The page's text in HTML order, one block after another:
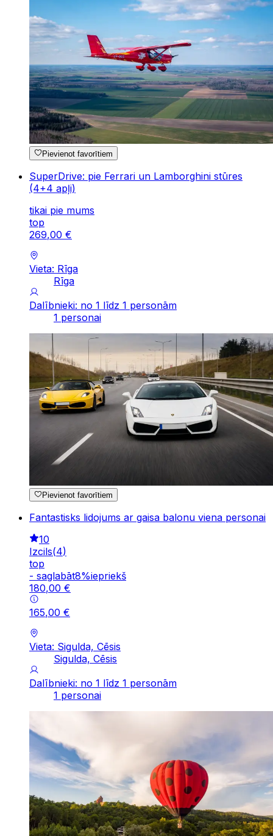
Pievienot favorītiem
SuperDrive: pie Ferrari un Lamborghini stūres
(4+4 apļi)
tikai pie mums
top
269,00 €
Vieta: Rīga
Rīga
Dalībnieki: no 1 līdz 1 personām
1 personai
Pievienot favorītiem
Fantastisks lidojums ar gaisa balonu viena personai
10
Izcils(4)
top
- saglabāt8%iepriekš
180,00 €
165,00 €
Vieta: Sigulda, Cēsis
Sigulda, Cēsis
Dalībnieki: no 1 līdz 1 personām
1 personai